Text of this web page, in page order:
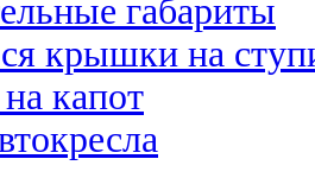
габариты
крышки на
капот